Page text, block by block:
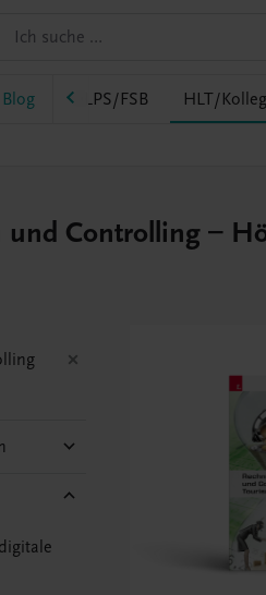
HLPS/FSB HLT/Kolleg
und Controlling –